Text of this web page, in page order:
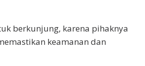
berkunjung, karena pihaknya
keamanan dan